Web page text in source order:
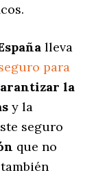
lleva
para
la
y la
seguro
que no